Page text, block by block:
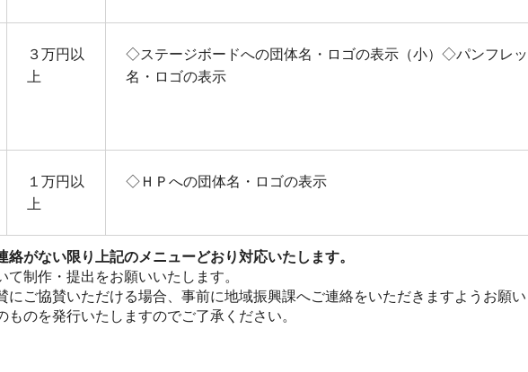
３万円以
上
◇ステージボードへの団体名・ロゴの表示（小）◇パンフレ
名・ロゴの表示
１万円以
上
◇ＨＰへの団体名・ロゴの表示
がない限り上記のメニューどおり対応いたします。
制作・提出をお願いいたします。
ご協賛いただける場合、事前に地域振興課へご連絡をいただきますようお願い
のを発行いたしますのでご了承ください。